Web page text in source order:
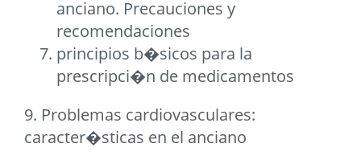
anciano. Precauciones y
recomendaciones
principios b�sicos para la
prescripci�n de medicamentos
9. Problemas cardiovasculares:
caracter�sticas en el anciano